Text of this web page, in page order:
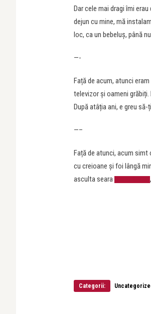
Dar cele mai dragi îmi
dejun cu mine, mă
loc, ca un bebeluș, până
—-
Față de acum, atunci
televizor și oameni
După atâția ani, e greu
—–
Față de atunci, acum simt
cu creioane și foi lângă
asculta seara
Categorii: